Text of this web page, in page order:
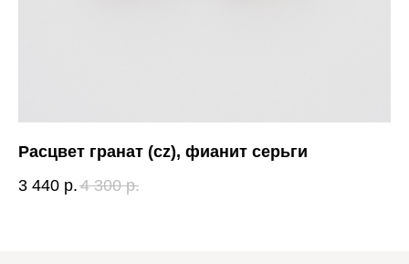
Расцвет гранат (cz), фианит серьги
3 440 р. 4 300 р.